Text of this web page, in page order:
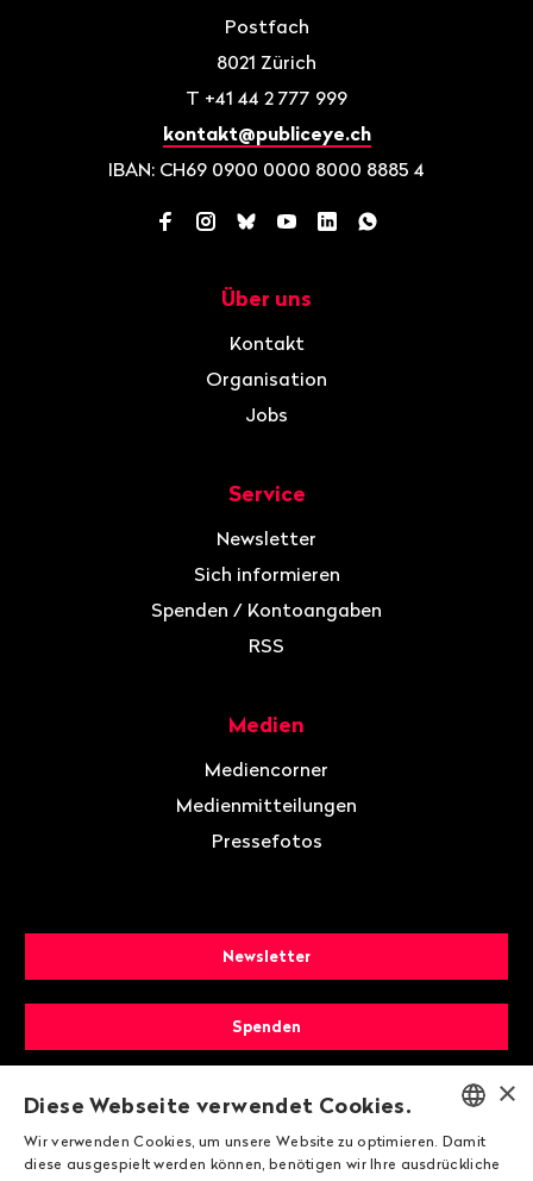
Postfach
8021 Zürich
T +41 44 2 777 999
kontakt@publiceye.ch
IBAN: CH69 0900 0000 8000 8885 4
Facebook
Instagram
BlueskyYouTube
LinkedInWhatsApp
Über uns
Kontakt
Organisation
Jobs
Service
Newsletter
Sich informieren
Spenden / Kontoangaben
RSS
Medien
Mediencorner
Medienmitteilungen
Pressefotos
Newsletter
Spenden
Mitglied werden
ENGLISH
×
Diese Webseite verwendet Cookies.
Wir verwenden Cookies, um unsere Website zu optimieren. Damit
diese ausgespielt werden können, benötigen wir Ihre ausdrückliche